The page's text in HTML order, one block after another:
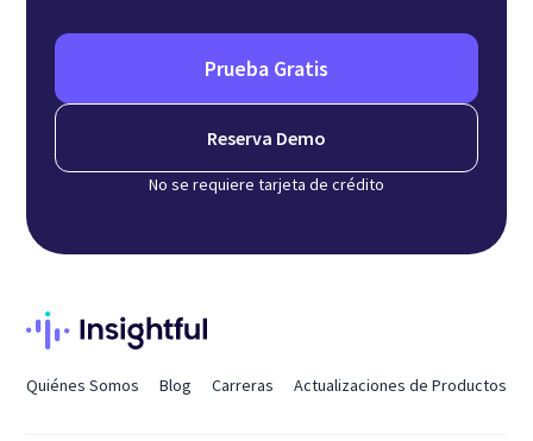
Prueba Gratis
Reserva Demo
No se requiere tarjeta de crédito
Quiénes Somos Blog Carreras Actualizaciones de Productos